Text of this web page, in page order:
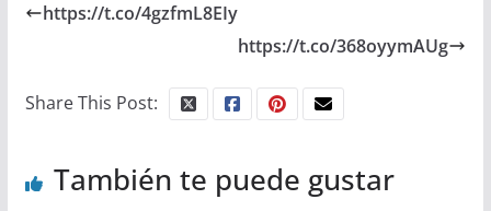
https://t.co/4gzfmL8EIy
https://t.co/368oyymAUg
Share This Post:
También te puede gustar